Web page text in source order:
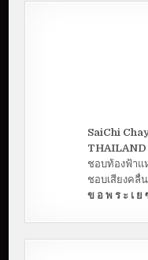
SaiChi
THAILAND
ชอบท้องฟ้าแ
ชอบเสียงคลื่
ข อ พ ร ะ เ ย